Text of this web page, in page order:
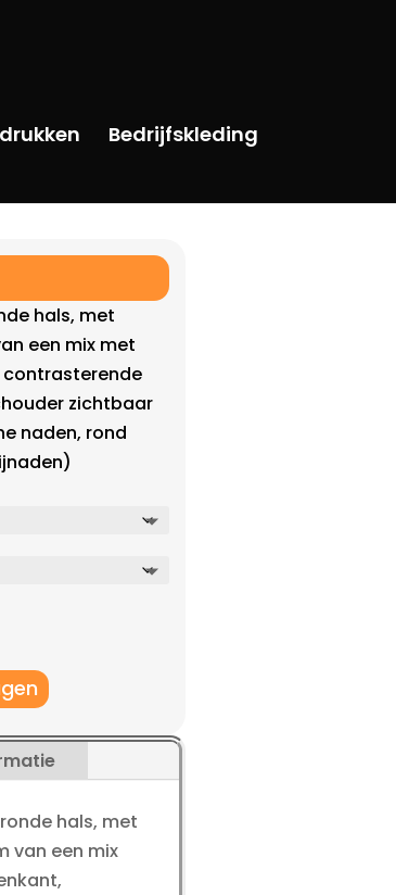
Bedrijfskleding
hals, met
een mix met
zichtbaar
naden, rond
hals, met
van een mix